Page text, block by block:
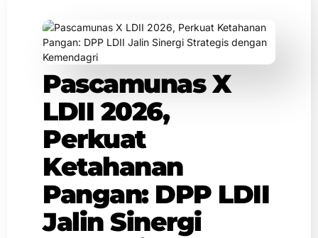
Pascamunas X
LDII 2026,
Perkuat
Ketahanan
Pangan: DPP LDII
Jalin Sinergi